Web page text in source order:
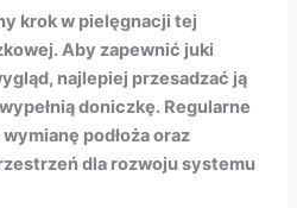
krok w pielęgnacji tej
Aby zapewnić juki
najlepiej przesadzać ją
doniczkę. Regularne
podłoża oraz
dla rozwoju systemu